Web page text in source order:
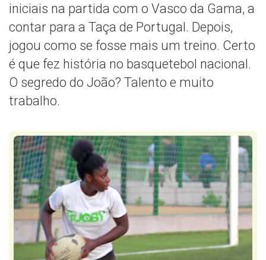
iniciais na partida com o Vasco da Gama, a
contar para a Taça de Portugal. Depois,
jogou como se fosse mais um treino. Certo
é que fez história no basquetebol nacional.
O segredo do João? Talento e muito
trabalho.